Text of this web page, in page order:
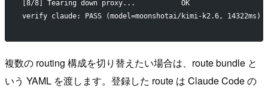
[8/8] Tearing down proxy...           OK
verify claude: PASS (model=moonshotai/kimi-k2.6, 14322ms)
複数の routing 構成を切り替えたい場合は、route bundle と
いう YAML を渡します。登録した route は Claude Code の